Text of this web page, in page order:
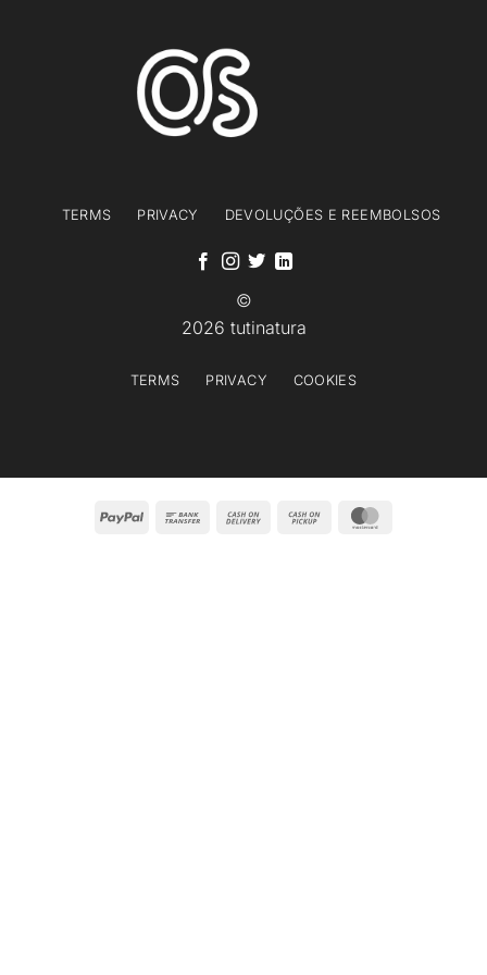
TERMS PRIVACY DEVOLUÇÕES E REEMBOLSOS
©
2026 tutinatura
TERMS PRIVACY COOKIES
PayPal
Bank
Cash
Cash